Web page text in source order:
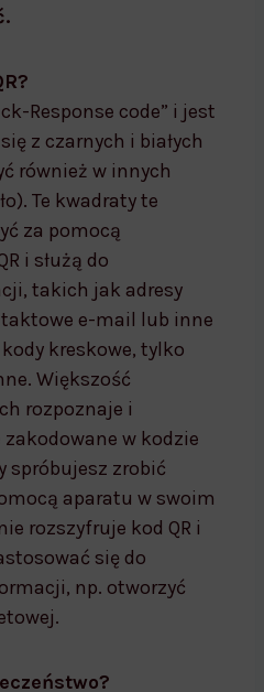
Response code” i jest
z czarnych i białych
również w innych
Te kwadraty te
za pomocą
i służą do
takich jak adresy
e-mail lub inne
kody kreskowe, tylko
Większość
rozpoznaje i
w kodzie
spróbujesz zrobić
aparatu w swoim
rozszyfruje kod QR i
się do
np. otworzyć